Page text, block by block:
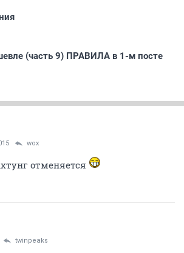
(часть 9) ПРАВИЛА в 1-м посте
wox
отменяется
twinpeaks